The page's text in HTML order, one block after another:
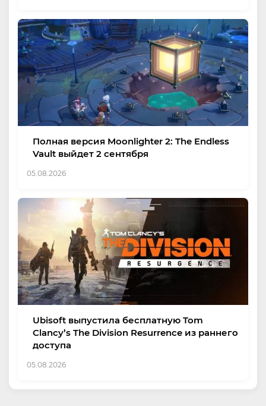
Полная версия Moonlighter 2: The Endless
Vault выйдет 2 сентября
05.08.2026
Ubisoft выпустила бесплатную Tom
Clancy’s The Division Resurrence из раннего
доступа
05.08.2026